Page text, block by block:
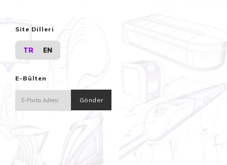
Site Dilleri
TR EN
E-Bülten